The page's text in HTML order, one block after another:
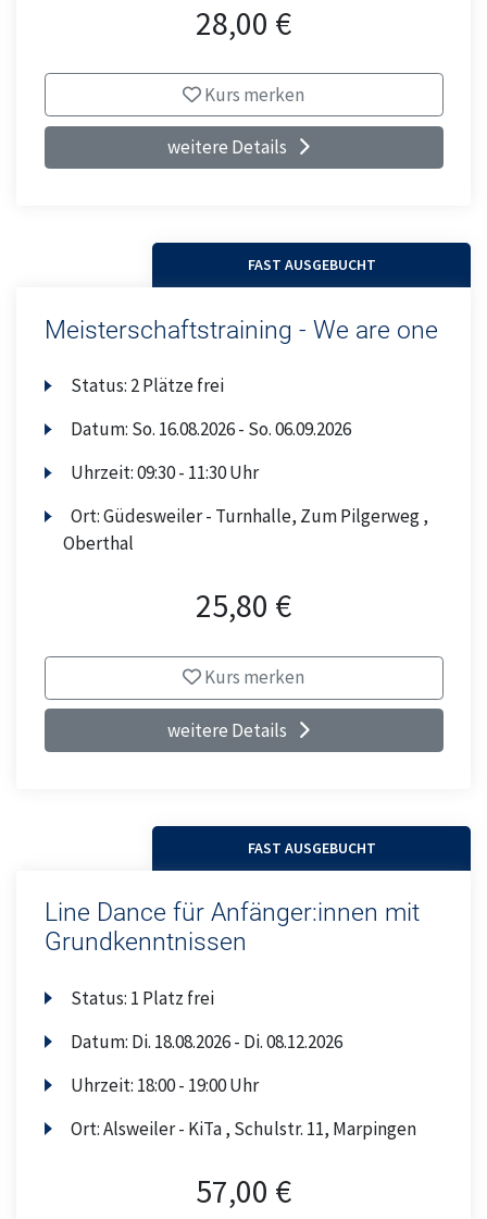
28,00 €
Kurs merken
weitere Details
FAST AUSGEBUCHT
Meisterschaftstraining - We are one
Status: 2 Plätze frei
Datum: So. 16.08.2026 - So.06.09.2026
Uhrzeit:09:30 - 11:30 Uhr
Ort:Güdesweiler - Turnhalle, Zum Pilgerweg ,
Oberthal
25,80 €
Kurs merken
weitere Details
FAST AUSGEBUCHT
Line Dance für Anfänger:innen mit
Grundkenntnissen
Status: 1 Platz frei
Datum: Di. 18.08.2026 - Di.08.12.2026
Uhrzeit: 18:00 - 19:00 Uhr
Ort:Alsweiler - KiTa , Schulstr. 11, Marpingen
57,00 €